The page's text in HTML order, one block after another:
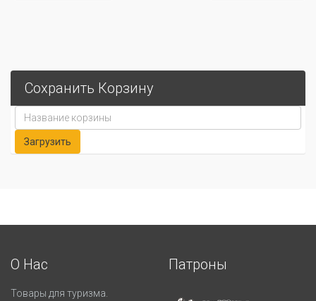
Сохранить Корзину
О Нас
Товары для туризма.
Патроны